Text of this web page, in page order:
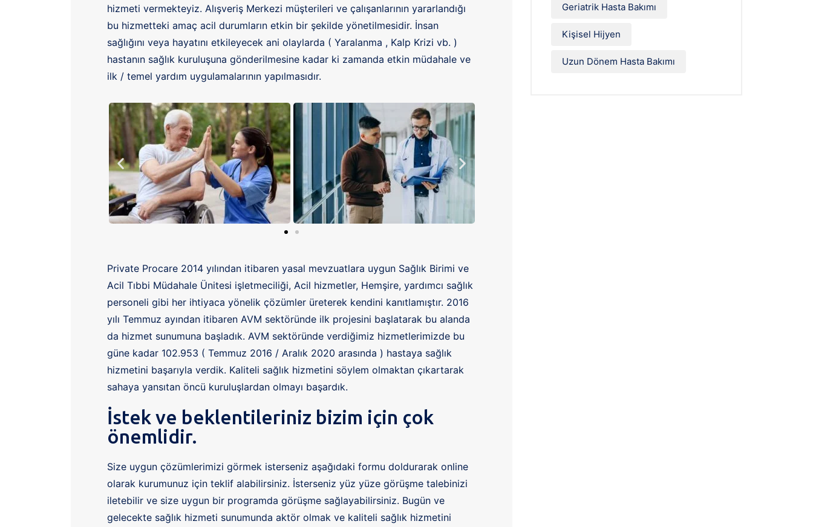
hizmeti vermekteyiz. Alışveriş Merkezi müşterileri ve çalışanlarının yararlandığı
bu hizmetteki amaç acil durumların etkin bir şekilde yönetilmesidir. İnsan
sağlığını veya hayatını etkileyecek ani olaylarda ( Yaralanma , Kalp Krizi vb. )
hastanın sağlık kuruluşuna gönderilmesine kadar ki zamanda etkin müdahale ve
ilk / temel yardım uygulamalarının yapılmasıdır.
Private Procare 2014 yılından itibaren yasal mevzuatlara uygun Sağlık Birimi ve
Acil Tıbbi Müdahale Ünitesi işletmeciliği, Acil hizmetler, Hemşire, yardımcı sağlık
personeli gibi her ihtiyaca yönelik çözümler üreterek kendini kanıtlamıştır. 2016
yılı Temmuz ayından itibaren AVM sektöründe ilk projesini başlatarak bu alanda
da hizmet sunumuna başladık. AVM sektöründe verdiğimiz hizmetlerimizde bu
güne kadar 102.953 ( Temmuz 2016 / Aralık 2020 arasında ) hastaya sağlık
hizmetini başarıyla verdik. Kaliteli sağlık hizmetini söylem olmaktan çıkartarak
sahaya yansıtan öncü kuruluşlardan olmayı başardık.
İstek ve beklentileriniz bizim için çok
önemlidir.
Size uygun çözümlerimizi görmek isterseniz aşağıdaki formu doldurarak online
olarak kurumunuz için teklif alabilirsiniz. İsterseniz yüz yüze görüşme talebinizi
iletebilir ve size uygun bir programda görüşme sağlayabilirsiniz. Bugün ve
gelecekte sağlık hizmeti sunumunda aktör olmak ve kaliteli sağlık hizmetini
Geriatrik Hasta Bakımı
Kişisel Hijyen
Uzun Dönem Hasta Bakımı